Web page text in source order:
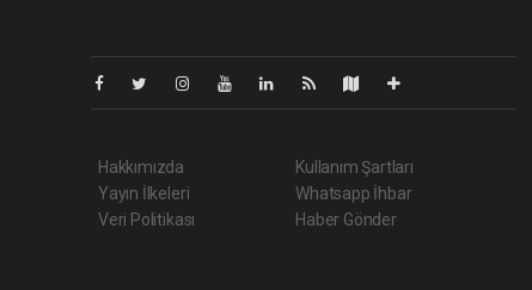
Hakkımızda
Yayın İlkeleri
Veri Politikası
Kullanım Şartları
Whatsapp İhbar
Haber Gönder